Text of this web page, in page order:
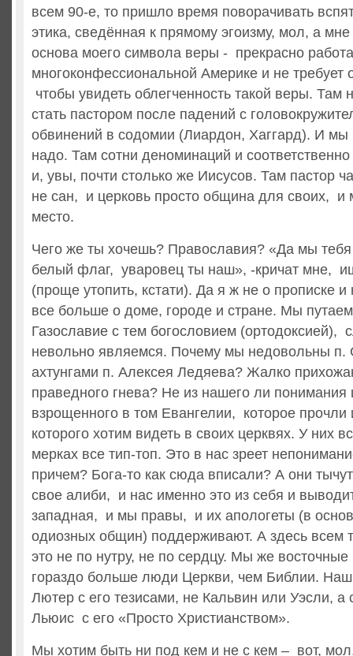
всем 90-е, то пришло время поворачивать
этика, сведённая к прямому эгоизму, мол, а
основа моего символа веры - прекрасно
многоконфессиональной Америке и не требует
чтобы увидеть облегченность такой веры. Там
стать пастором после падений с
обвинений в содомии (Лиардон, Хаггард). И мы
надо. Там сотни деноминаций и
и, увы, почти столько же Иисусов. Там пастор
не сан, и церковь просто община для своих, и
место.
Чего же ты хочешь? Православия? «Да мы
белый флаг, уваровец ты наш», -кричат мне,
(проще утопить, кстати). Да я ж не о прописке
все больше о доме, городе и стране. Мы
Газославие с тем богословием (ортодоксией),
невольно являемся. Почему мы недовольны
ахтунгами п. Алексея Ледяева? Жалко
праведного гнева? Не из нашего ли понимания
взрощенного в том Евангелии, которое прочли
которого хотим видеть в своих церквях. У них
мерках все тип-топ. Это в нас зреет
причем? Бога-то как сюда вписали? А они
свое алиби, и нас именно это из себя и
западная, и мы правы, и их апологеты (в
одиозных общин) поддерживают. А здесь всем
это не по нутру, не по сердцу. Мы же
гораздо больше люди Церкви, чем Библии.
Лютер с его тезисами, не Кальвин или Уэсли, а
Льюис с его «Просто Христианством».
Мы хотим быть ни под кем и не с кем – вот,